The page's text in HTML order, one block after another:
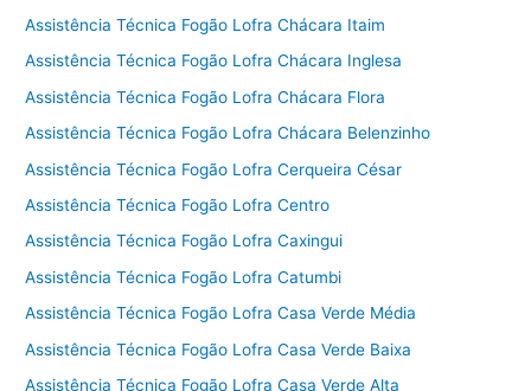
Assistência Técnica Fogão Lofra Chácara Itaim
Assistência Técnica Fogão Lofra Chácara Inglesa
Assistência Técnica Fogão Lofra Chácara Flora
Assistência Técnica Fogão Lofra Chácara Belenzinho
Assistência Técnica Fogão Lofra Cerqueira César
Assistência Técnica Fogão Lofra Centro
Assistência Técnica Fogão Lofra Caxingui
Assistência Técnica Fogão Lofra Catumbi
Assistência Técnica Fogão Lofra Casa Verde Média
Assistência Técnica Fogão Lofra Casa Verde Baixa
Assistência Técnica Fogão Lofra Casa Verde Alta